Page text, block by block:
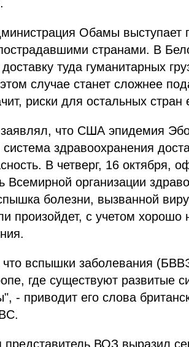
Обамы выступает
странами. В
доставку туда гуманитарных
случае станет сложнее
риски для остальных
что США эпидемия
здравоохранения
В четверг, 16 октября,
Всемирной организации
болезни, вызванной
произойдет, с учетом хорошо
вспышки заболевания
где существуют развитые
- приводит его слова
ВОЗ выразил